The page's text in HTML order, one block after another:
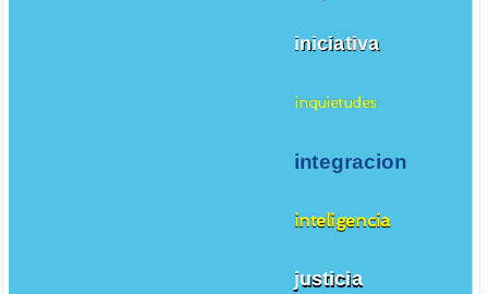
iniciativa
inquietudes
integracion
inteligencia
justicia